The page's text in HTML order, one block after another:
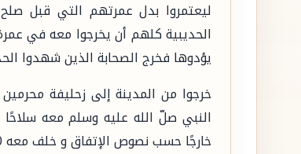
ليعتمروا بدل عمرتهم التي قبل
الحديبية كلهم أن يخرجوا معه في
يؤدوها فخرج الصحابة الذين شهدوا
خرجوا من المدينة إلى زحليفة
النبي صلّ الله عليه وسلم معه
خارجًا حسب نصوص الإتفاق و خلف معه 200 رجل و اتم العمرة و مكث في مكة ثلاثة أيام .